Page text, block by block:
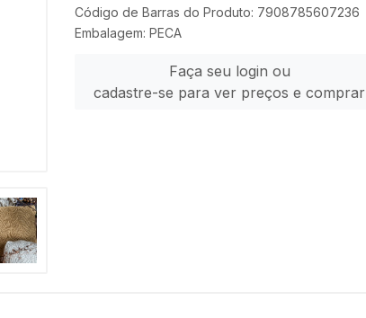
Código de Barras do Produto: 7908785607236
Embalagem: PECA
Faça seu login ou
cadastre-se para ver preços e comprar